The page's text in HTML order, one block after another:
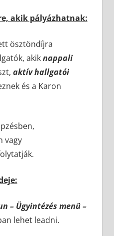
akik pályázhatnak:
ösztöndíjra
akiknappali
aktív hallgatói
és a Karon
vagy
– Ügyintézés menü –
lehet leadni.